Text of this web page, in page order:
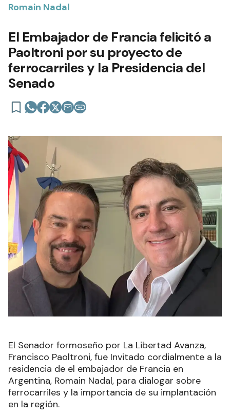
Romain Nadal
El Embajador de Francia felicitó a
Paoltroni por su proyecto de
ferrocarriles y la Presidencia del
Senado
El Senador formoseño por La Libertad Avanza,
Francisco Paoltroni, fue Invitado cordialmente a la
residencia de el embajador de Francia en
Argentina, Romain Nadal, para dialogar sobre
ferrocarriles y la importancia de su implantación
en la región.